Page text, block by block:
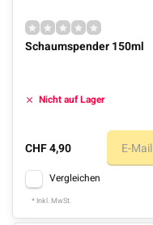
Schaumspender 150ml
Nicht auf Lager
CHF 4,90 E-Mail
Vergleichen
* Inkl. MwSt.